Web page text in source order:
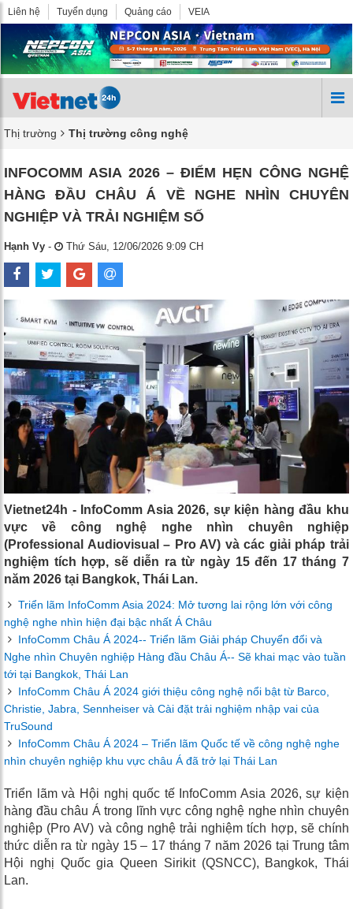
Liên hệ Tuyển dụng Quảng cáo VEIA
Thị trường Thị trường công nghệ
INFOCOMM ASIA 2026 – ĐIỂM HẸN CÔNG NGHỆ
HÀNG ĐẦU CHÂU Á VỀ NGHE NHÌN CHUYÊN
NGHIỆP VÀ TRẢI NGHIỆM SỐ
Hạnh Vy - Thứ Sáu, 12/06/2026 9:09 CH
Vietnet24h - InfoComm Asia 2026, sự kiện hàng đầu khu
vực về công nghệ nghe nhìn chuyên nghiệp
(Professional Audiovisual – Pro AV) và các giải pháp trải
nghiệm tích hợp, sẽ diễn ra từ ngày 15 đến 17 tháng 7
năm 2026 tại Bangkok, Thái Lan.
Triển lãm InfoComm Asia 2024: Mở tương lai rộng lớn với công
nghệ nghe nhìn hiện đại bậc nhất Á Châu
InfoComm Châu Á 2024-- Triển lãm Giải pháp Chuyển đổi và
Nghe nhìn Chuyên nghiệp Hàng đầu Châu Á-- Sẽ khai mạc vào tuần
tới tại Bangkok, Thái Lan
InfoComm Châu Á 2024 giới thiệu công nghệ nổi bật từ Barco,
Christie, Jabra, Sennheiser và Cài đặt trải nghiệm nhập vai của
TruSound
InfoComm Châu Á 2024 – Triển lãm Quốc tế về công nghệ nghe
nhìn chuyên nghiệp khu vực châu Á đã trở lại Thái Lan
Triển lãm và Hội nghị quốc tế InfoComm Asia 2026, sự kiện
hàng đầu châu Á trong lĩnh vực công nghệ nghe nhìn chuyên
nghiệp (Pro AV) và công nghệ trải nghiệm tích hợp, sẽ chính
thức diễn ra từ ngày 15 – 17 tháng 7 năm 2026 tại Trung tâm
Hội nghị Quốc gia Queen Sirikit (QSNCC), Bangkok, Thái
Lan.